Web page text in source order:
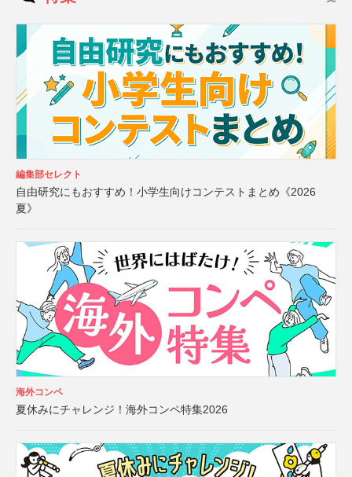
編集部セレクト
自由研究にもおすすめ！小学生向けコンテストまとめ《2026
夏》
海外コンペ
夏休みにチャレンジ！海外コンペ特集2026